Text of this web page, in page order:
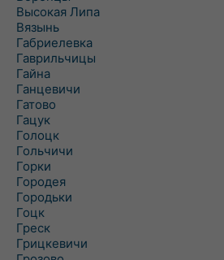
Высокая Липа
Вязынь
Габриелевка
Гаврильчицы
Гайна
Ганцевичи
Гатово
Гацук
Голоцк
Гольчичи
Горки
Городея
Городьки
Гоцк
Греск
Грицкевичи